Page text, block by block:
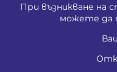
При възникване на
можете да